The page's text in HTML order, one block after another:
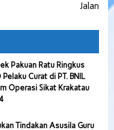
Jalan
Pakuan Ratu Ringkus
Pelaku Curat di PT. BNIL
Operasi Sikat Krakatau
Tindakan Asusila Guru